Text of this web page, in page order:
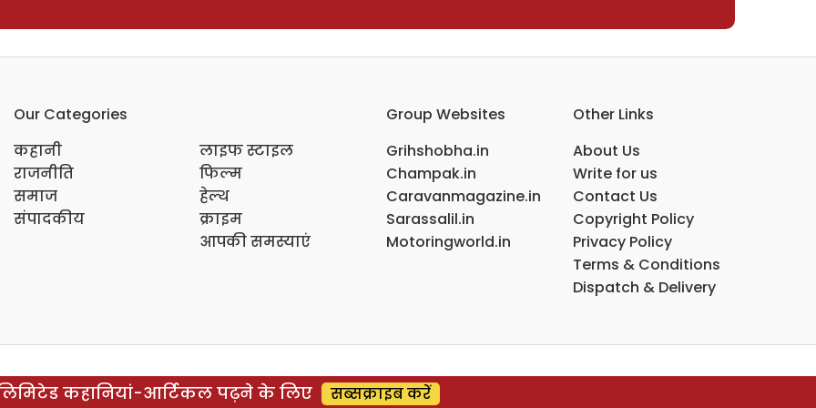
Our Categories
कहानी
राजनीति
समाज
संपादकीय
लाइफ स्टाइल
फिल्म
हेल्थ
क्राइम
आपकी समस्याएं
Group Websites
Grihshobha.in
Champak.in
Caravanmagazine.in
Sarassalil.in
Motoringworld.in
Other Links
About Us
Write for us
Contact Us
Copyright Policy
Privacy Policy
Terms & Conditions
Dispatch & Delivery
कहानियां-आर्टिकल पढ़ने के लिए सब्सक्राइब करें